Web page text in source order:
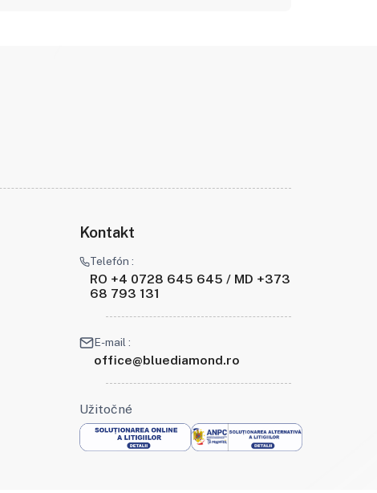
Kontakt
Telefón :
RO +4 0728 645 645 / MD +373
68 793 131
E-mail :
office@bluediamond.ro
Užitočné